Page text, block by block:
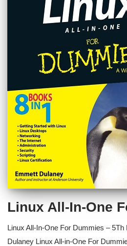
Linux All-In-One
Linux All-In-One For Dummies –
Dulaney Linux All-in-One For